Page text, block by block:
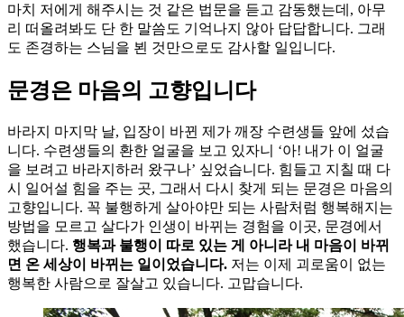
마치 저에게 해주시는 것 같은 법문을 듣고 감동했는데, 아무
리 떠올려봐도 단 한 말씀도 기억나지 않아 답답합니다. 그래
도 존경하는 스님을 뵌 것만으로도 감사할 일입니다.
문경은 마음의 고향입니다
바라지 마지막 날, 입장이 바뀐 제가 깨장 수련생들 앞에 섰습
니다. 수련생들의 환한 얼굴을 보고 있자니 ‘아! 내가 이 얼굴
을 보려고 바라지하러 왔구나’ 싶었습니다. 힘들고 지칠 때 다
시 일어설 힘을 주는 곳, 그래서 다시 찾게 되는 문경은 마음의
고향입니다. 꼭 불행하게 살아야만 되는 사람처럼 행복해지는
방법을 모르고 살다가 인생이 바뀌는 경험을 이곳, 문경에서
했습니다. 행복과 불행이 따로 있는 게 아니라 내 마음이 바뀌
면 온 세상이 바뀌는 일이었습니다. 저는 이제 괴로움이 없는
행복한 사람으로 잘살고 있습니다. 고맙습니다.